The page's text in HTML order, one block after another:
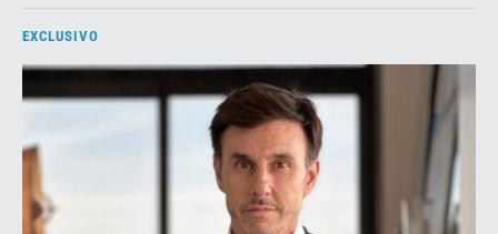
EXCLUSIVO